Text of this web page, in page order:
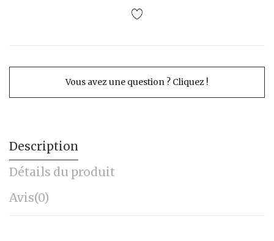
Vous avez une question ? Cliquez !
Description
Détails du produit
Avis(0)